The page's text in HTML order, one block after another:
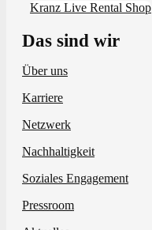
Kranz Live Rental Shop
Das sind wir
Über uns
Karriere
Netzwerk
Nachhaltigkeit
Soziales Engagement
Pressroom